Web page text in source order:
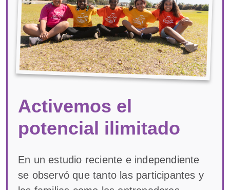
Activemos el
potencial ilimitado
En un estudio reciente e independiente
se observó que tanto las participantes y